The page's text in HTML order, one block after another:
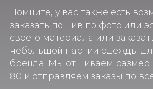
Помните, у вас также есть
заказать пошив по фото или
своего материала или
небольшой партии одежды
бренда. Мы отшиваем
80 и отправляем заказы по